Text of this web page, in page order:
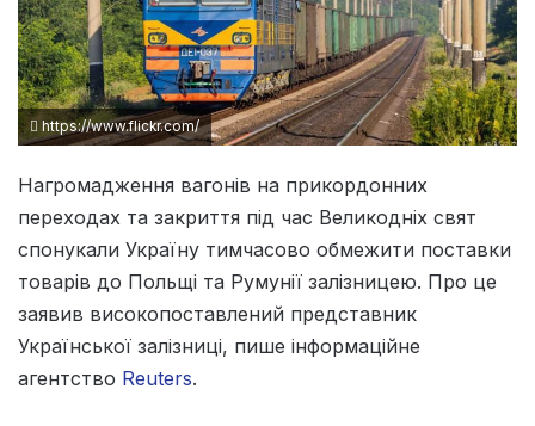
https://www.flickr.com/
Нагромадження вагонів на прикордонних
переходах та закриття під час Великодніх свят
спонукали Україну тимчасово обмежити поставки
товарів до Польщі та Румунії залізницею. Про це
заявив високопоставлений представник
Української залізниці, пише інформаційне
агентство Reuters.